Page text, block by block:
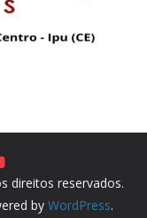
direitos reservados.
by WordPress.